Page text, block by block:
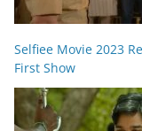
Selfiee Movie 2023
First Show